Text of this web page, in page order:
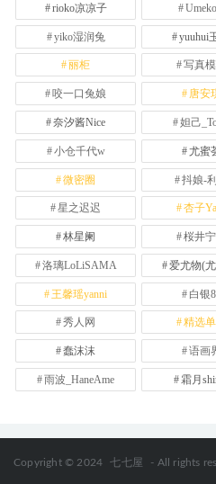
rioko凉凉子
yiko湿润兔 yuuhui
丽柜 写真
咬一口兔娘 唐安
奈汐酱Nice 妲己
小仓千代w 尤蜜
微密圈 抖娘-
星之迟迟 杏子
林星阑 桜井
洛璃LoLiSAMA 爱尤物(
王馨瑶yanni 白银
秀人网 精选
蠢沫沫 语画
雨波_HaneAme 霜月
Copyright © 2024 七七屋 - All rights